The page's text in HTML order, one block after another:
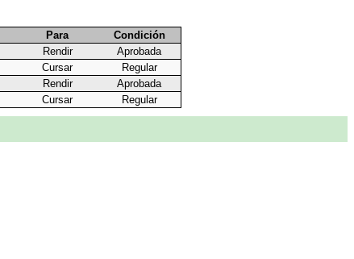
Para
Condición
Rendir
Aprobada
Cursar
Regular
Rendir
Aprobada
Cursar Regular